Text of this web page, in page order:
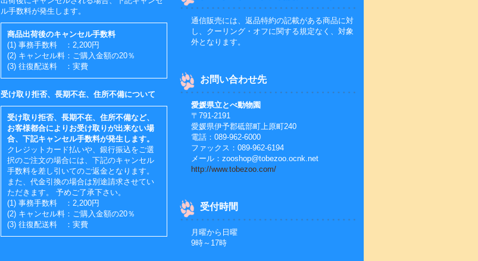
ル手数料が発生します。
商品出荷後のキャンセル手数料
(1) 事務手数料 ：2,200円
(2) キャンセル料：ご購入金額の20％
(3) 往復配送料 ：実費
受け取り拒否、長期不在、住所不備について
受け取り拒否、長期不在、住所不備など、
お客様都合によりお受け取りが出来ない場
合、下記キャンセル手数料が発生します。
クレジットカード払いや、銀行振込をご選
択のご注文の場合には、下記のキャンセル
手数料を差し引いてのご返金となります。
また、代金引換の場合は別途請求させてい
ただきます。 予めご了承下さい。
(1) 事務手数料 ：2,200円
(2) キャンセル料：ご購入金額の20％
(3) 往復配送料 ：実費
通信販売には、返品特約の記載がある商品に対
し、クーリング・オフに関する規定なく、対象
外となります。
お問い合わせ先
愛媛県立とべ動物園
〒791-2191
愛媛県伊予郡砥部町上原町240
電話：089-962-6000
ファックス：089-962-6194
メール：zooshop@tobezoo.ocnk.net
http://www.tobezoo.com/
受付時間
月曜から日曜
9時～17時